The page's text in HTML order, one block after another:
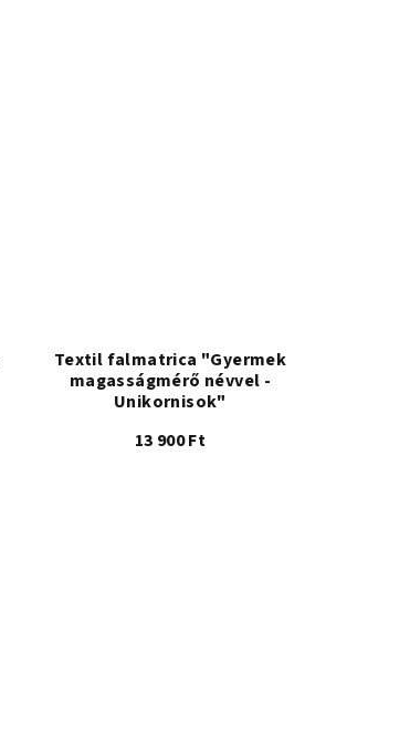
Textil falmatrica "Gyermek
magasságmérő névvel -
Unikornisok"
13 900 Ft